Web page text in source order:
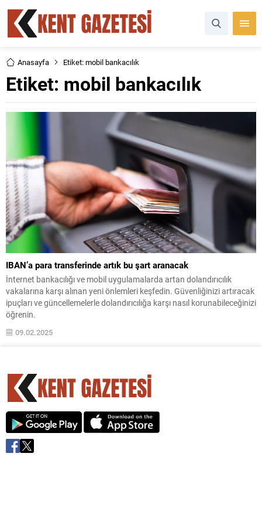
Anasayfa Etiket: mobil bankacılık
Etiket: mobil bankacılık
IBAN’a para transferinde artık bu şart aranacak
İnternet bankacılığı ve mobil uygulamalarda artan dolandırıcılık
vakalarına karşı alınan yeni önlemleri keşfedin. Güvenliğinizi artıracak
ipuçları ve güncellemelerle dolandırıcılığa karşı nasıl korunabileceğinizi
öğrenin.
09.02.2025